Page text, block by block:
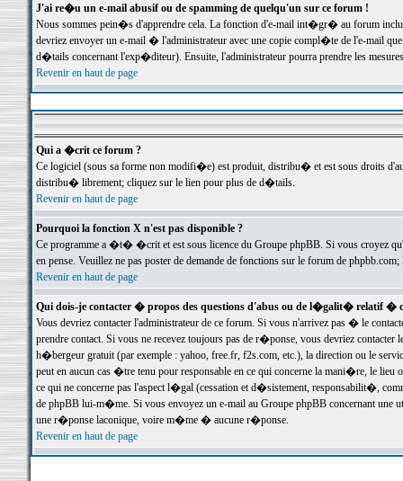
J'ai re�u un e-mail abusif ou de spamming de quelqu'un sur ce forum !
Nous sommes pein�s d'apprendre cela. La fonction d'e-mail int�gr� au forum inclut
devriez envoyer un e-mail � l'administrateur avec une copie compl�te de l'e-mail
d�tails concernant l'exp�diteur). Ensuite, l'administrateur pourra prendre les
Revenir en haut de page
Qui a �crit ce forum ?
Ce logiciel (sous sa forme non modifi�e) est produit, distribu� et est sous droits
distribu� librement; cliquez sur le lien pour plus de d�tails.
Revenir en haut de page
Pourquoi la fonction X n'est pas disponible ?
Ce programme a �t� �crit et est sous licence du Groupe phpBB. Si vous croyez
en pense. Veuillez ne pas poster de demande de fonctions sur le forum de
Revenir en haut de page
Qui dois-je contacter � propos des questions d'abus ou de l�galit� relatif �
Vous devriez contacter l'administrateur de ce forum. Si vous n'arrivez pas � le
prendre contact. Si vous ne recevez toujours pas de r�ponse, vous devriez
h�bergeur gratuit (par exemple : yahoo, free.fr, f2s.com, etc.), la direction ou le
peut en aucun cas �tre tenu pour responsable en ce qui concerne la mani�re, le
ce qui ne concerne pas l'aspect l�gal (cessation et d�sistement, responsabilit�,
de phpBB lui-m�me. Si vous envoyez un e-mail au Groupe phpBB concernant une
une r�ponse laconique, voire m�me � aucune r�ponse.
Revenir en haut de page